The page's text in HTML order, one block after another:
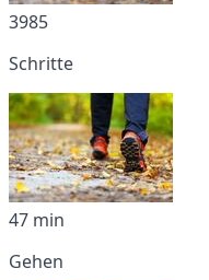
3985
Schritte
47 min
Gehen